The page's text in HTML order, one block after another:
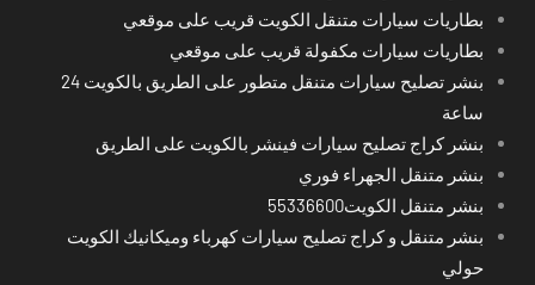
بطاريات سيارات متنقل الكويت قريب على موقعي
بطاريات سيارات مكفولة قريب على موقعي
بنشر تصليح سيارات متنقل متطور على الطريق بالكويت 24
ساعة
بنشر كراج تصليح سيارات فينشر بالكويت على الطريق
بنشر متنقل الجهراء فوري
بنشر متنقل الكويت55336600
بنشر متنقل و كراج تصليح سيارات كهرباء وميكانيك الكويت
حولي